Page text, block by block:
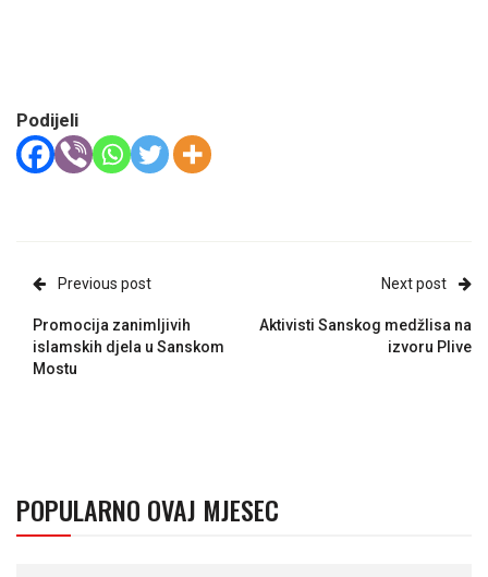
Podijeli
Previous post
Promocija zanimljivih
islamskih djela u Sanskom
Mostu
Next post
Aktivisti Sanskog medžlisa na
izvoru Plive
POPULARNO OVAJ MJESEC